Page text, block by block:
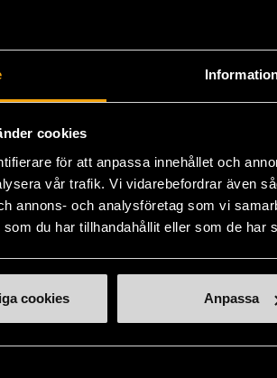
cookies
för att anpassa innehållet och
vår trafik. Vi vidarebefordrar även
annons- och analysföretag som vi
du har tillhandahållit eller som de har
cookies Anpassa